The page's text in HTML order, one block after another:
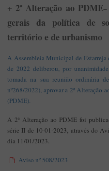
+ 2ª Alteração ao PDME
gerais da política de
território e de urbanismo
A Assembleia Municipal de Estarreja
de 2022 deliberou, por
tomada na sua reunião ordinária
nº268/2022), aprovar a 2ª Alteração
(PDME).
A 2ª Alteração ao PDME foi
série II de 10-01-2023, através do
dia 11/01/2023.
Aviso nº 508/2023